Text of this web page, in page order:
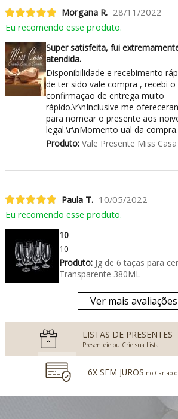
Morgana R. 28/11/2022
Eu recomendo esse produto.
Super satisfeita, fui
atendida.
Disponibilidade e recebimento
de ter sido vale compra , recebi o
confirmação de entrega muito
rápido.\r\nInclusive me
para nomear o presente aos
legal.\r\nMomento ual da
Produto:Vale Presente Miss
Paula T. 10/05/2022
Eu recomendo esse produto.
10
10
Produto:Jg de 6 taças para
Transparente 380ML
Ver mais avaliações
LISTAS DE PRESENTES
Presenteie ou Crie sua Lista
6X SEM JUROS no Cartão
no